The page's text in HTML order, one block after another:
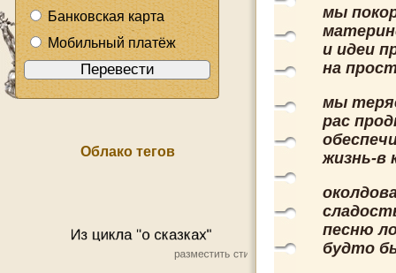
Банковская карта
Мобильный платёж
Облако тегов
мы
и идеи
на
мы
рас
жизнь-в
песню
будто